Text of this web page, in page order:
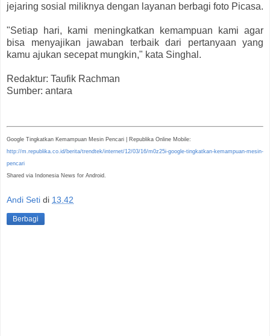
jejaring sosial miliknya dengan layanan berbagi foto Picasa.
"Setiap hari, kami meningkatkan kemampuan kami agar
bisa menyajikan jawaban terbaik dari pertanyaan yang
kamu ajukan secepat mungkin," kata Singhal.
Redaktur: Taufik Rachman
Sumber: antara
Google Tingkatkan Kemampuan Mesin Pencari | Republika Online Mobile:
http://m.republika.co.id/berita/trendtek/internet/12/03/16/m0z25i-google-tingkatkan-kemampuan-mesin-
pencari
Shared via Indonesia News for Android.
Andi Seti di 13.42
Berbagi